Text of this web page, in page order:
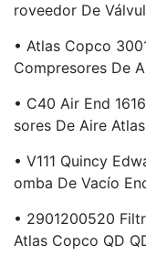
Roveedor De
• Atlas Copco
Compresores De
• C40 Air End
Sores De Aire
• V111 Quincy
Omba De Vacío
• 2901200520
Atlas Copco QD